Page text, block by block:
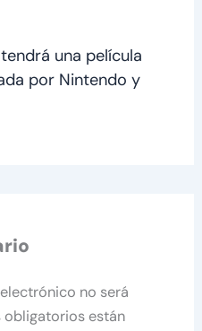
una película
por Nintendo y
no será
obligatorios están